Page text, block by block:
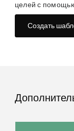
целей с
Создать